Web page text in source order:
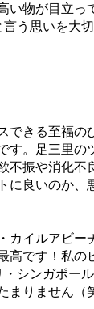
い物が目立っ
う思いを大
できる至福の
す。足三里の
不振や消化不
に良いのか、
カイルアビー
高です！私の
・シンガポー
まりません（